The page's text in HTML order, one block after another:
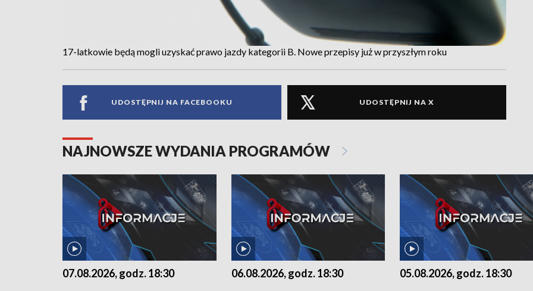
17-latkowie będą mogli uzyskać prawo jazdy kategorii B. Nowe przepisy już w przyszłym roku
UDOSTĘPNIJ NA FACEBOOKU UDOSTĘPNIJ NA X
NAJNOWSZE WYDANIA PROGRAMÓW
07.08.2026, godz. 18:30 06.08.2026, godz. 18:30 05.08.2026, godz. 18:30